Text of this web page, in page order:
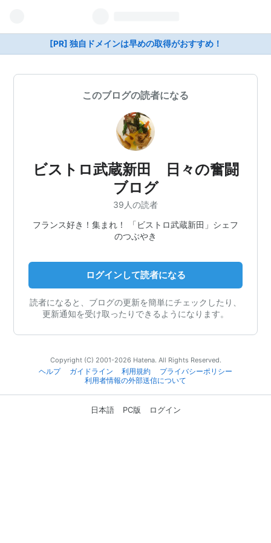
[PR] 独自ドメインは早めの取得がおすすめ！
このブログの読者になる
ビストロ武蔵新田 日々の奮闘
ブログ
39人の読者
フランス好き！集まれ！ 「ビストロ武蔵新田」シェフ
のつぶやき
ログインして読者になる
読者になると、ブログの更新を簡単にチェックしたり、
更新通知を受け取ったりできるようになります。
Copyright (C) 2001-2026 Hatena. All Rights Reserved.
ヘルプ
ガイドライン 利用規約
プライバシーポリシー
利用者情報の外部送信について
日本語 PC版 ログイン